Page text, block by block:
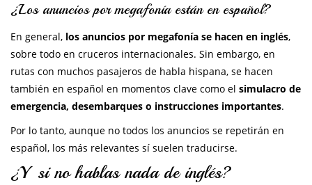
¿Los anuncios por megafonía están en español?
En general, los anuncios por megafonía se hacen en inglés,
sobre todo en cruceros internacionales. Sin embargo, en
rutas con muchos pasajeros de habla hispana, se hacen
también en español en momentos clave como el simulacro de
emergencia, desembarques o instrucciones importantes.
Por lo tanto, aunque no todos los anuncios se repetirán en
español, los más relevantes sí suelen traducirse.
¿Y si no hablas nada de inglés?